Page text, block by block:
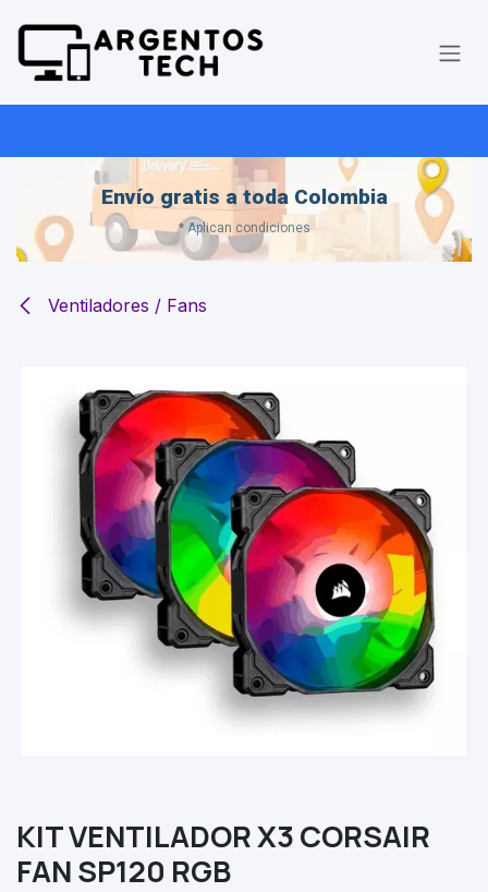
Envío gratis a toda Colombia
* Aplican condiciones
Ventiladores / Fans
KIT VENTILADOR X3 CORSAIR
FAN SP120 RGB